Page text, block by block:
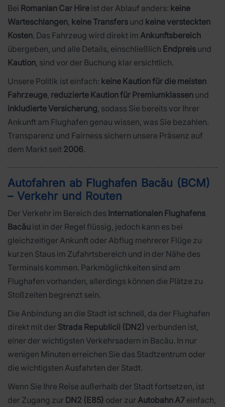
Bei Romanian Car Hire ist der Ablauf anders: keine
Warteschlangen, keine Transfers und keine versteckten
Kosten. Das Fahrzeug wird direkt im Ankunftsbereich
übergeben, und alle Details, einschließlich Endpreis und
Kaution, sind vor der Buchung klar ersichtlich.
Unsere Politik ist einfach: keine Kaution für die meisten
Fahrzeuge, reduzierte Kaution für Premiumklassen und
inkludierte Versicherung, sodass Sie bereits vor Ihrer
Ankunft am Flughafen genau wissen, was Sie bezahlen.
Transparenz und Fairness sichern unsere Präsenz auf
dem Markt seit 2006.
Autofahren ab Flughafen Bacău (BCM)
– Verkehr und Routen
Der Verkehr im Bereich des Internationalen Flughafens
Bacău ist in der Regel flüssig, jedoch kann es bei
gleichzeitiger Ankunft oder Abflug mehrerer Flüge zu
kurzen Staus im Zufahrtsbereich und in der Nähe des
Terminals kommen. Parkmöglichkeiten sind am
Flughafen vorhanden, allerdings können die Plätze zu
Stoßzeiten begrenzt sein.
Die Anbindung an die Stadt ist schnell, da der Flughafen
direkt mit der Strada Republicii (DN2) verbunden ist,
einer der wichtigsten Verkehrsadern in Bacău. In nur
wenigen Minuten erreichen Sie das Stadtzentrum oder
die wichtigsten Ausfahrten der Stadt.
Wenn Sie Ihre Reise außerhalb der Stadt fortsetzen, ist
der Zugang zur DN2 (E85) oder zur Autobahn A7 einfach,